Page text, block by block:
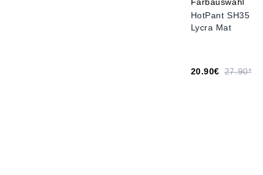
HotPant SH35
Lycra Mat
20.90€ 27.90*